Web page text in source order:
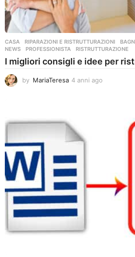
CASA ,RIPARAZIONI E RISTRUTTURAZIONI
NEWS
,PROFESSIONISTA ,RISTRUTTURAZIONE
I migliori consigli e idee per
by MariaTeresa 4 anni ago